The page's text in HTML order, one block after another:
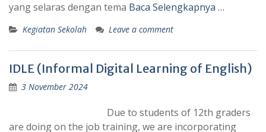
yang selaras dengan tema Baca Selengkapnya …
Kegiatan Sekolah Leave a comment
IDLE (Informal Digital Learning of English)
3 November 2024
Due to students of 12th graders
are doing on the job training, we are incorporating